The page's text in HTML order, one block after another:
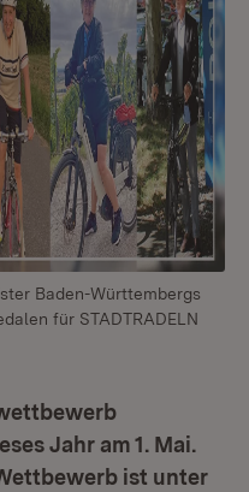
Baden-Württembergs
für STADTRADELN
Jahr am 1. Mai.
ist unter